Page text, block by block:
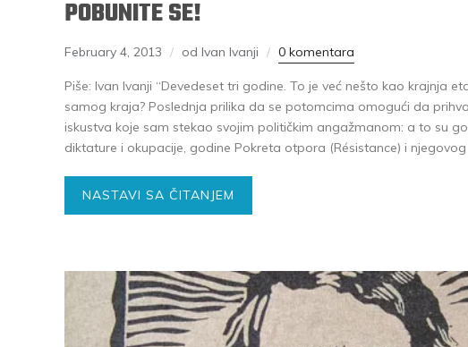
POBUNITE SE!
February 4, 2013 od Ivan Ivanji 0 komentara
Piše: Ivan Ivanji “Devedeset tri godine. To je već nešto kao krajnja
samog kraja? Poslednja prilika da se potomcima omogući da
iskustva koje sam stekao svojim političkim angažmanom: a to su
diktature i okupacije, godine Pokreta otpora (Résistance) i
NASTAVI SA ČITANJEM